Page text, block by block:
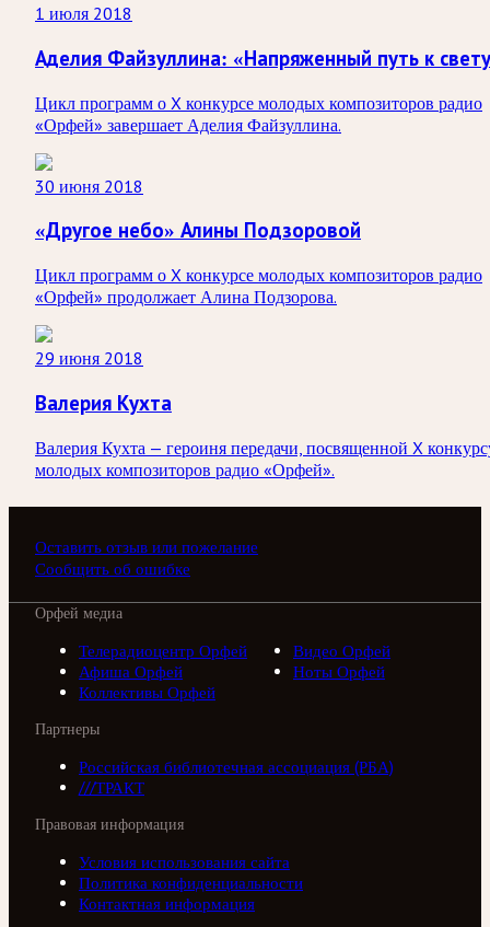
1 июля 2018
Аделия Файзуллина: «Напряженный путь к
Цикл программ о X конкурсе молодых композиторов радио
«Орфей» завершает Аделия Файзуллина.
30 июня 2018
«Другое небо» Алины Подзоровой
Цикл программ о X конкурсе молодых композиторов радио
«Орфей» продолжает Алина Подзорова.
29 июня 2018
Валерия Кухта
Валерия Кухта — героиня передачи, посвященной X
молодых композиторов радио «Орфей».
Оставить отзыв или пожелание
Сообщить об ошибке
Орфей медиа
Телерадиоцентр Орфей
Видео Орфей
Афиша Орфей
Ноты Орфей
Коллективы Орфей
Партнеры
Российская библиотечная ассоциация (РБА)
///ТРАКТ
Правовая информация
Условия использования сайта
Политика конфиденциальности
Контактная информация